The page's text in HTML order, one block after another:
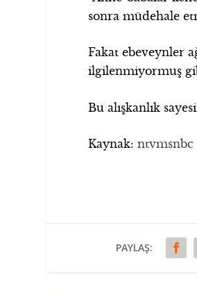
sonra müdehale
Fakat ebeveynler
ilgilenmiyormuş
Bu alışkanlık
Kaynak:ntvmsnbc
PAYLAŞ: